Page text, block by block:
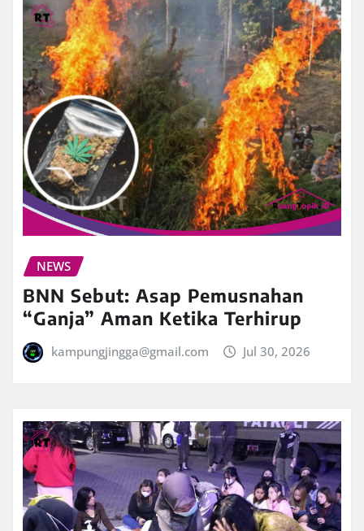
NEWS
BNN Sebut: Asap Pemusnahan
“Ganja” Aman Ketika Terhirup
kampungjingga@gmail.com Jul 30, 2026